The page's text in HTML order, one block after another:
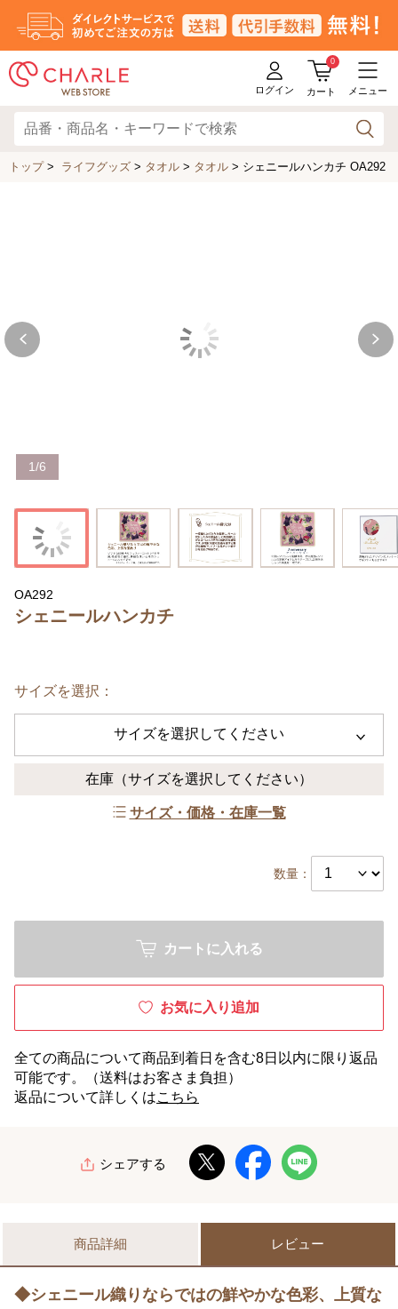
ログイン
0
カート メニュー
トップ> ライフグッズ > タオル > タオル > シェニールハンカチ OA292
1/6
OA292
シェニールハンカチ
サイズを選択：
サイズを選択してください
在庫 （サイズを選択してください）
サイズ・価格・在庫一覧
数量：
カートに入れる
お気に入り追加
全ての商品について商品到着日を含む8日以内に限り返品
可能です。（送料はお客さま負担）
返品について詳しくはこちら
シェアする
商品詳細 レビュー
◆シェニール織りならではの鮮やかな色彩、上質な